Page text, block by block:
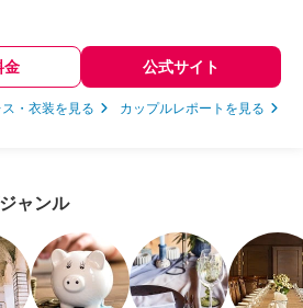
金 公式サイト
ス・衣装を見る カップルレポートを見る
ャンル